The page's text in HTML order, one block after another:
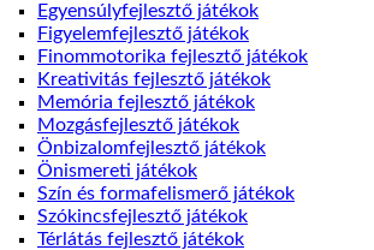
Egyensúlyfejlesztő játékok
Figyelemfejlesztő játékok
Finommotorika fejlesztő játékok
Kreativitás fejlesztő játékok
Memória fejlesztő játékok
Mozgásfejlesztő játékok
Önbizalomfejlesztő játékok
Önismereti játékok
Szín és formafelismerő játékok
Szókincsfejlesztő játékok
Térlátás fejlesztő játékok